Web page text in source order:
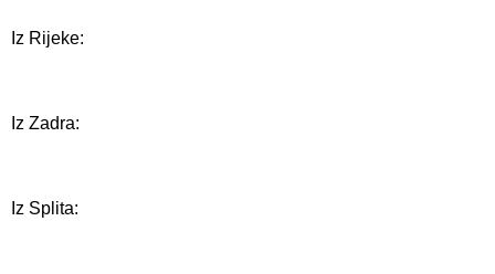
Iz Rijeke:
Iz Zadra:
Iz Splita: